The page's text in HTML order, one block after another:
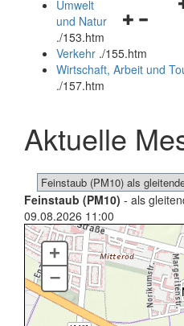
und
schließen
Umwelt
und Natur
./153.htm
Verkehr ./155.htm
Wirtschaft, Arbeit und
./157.htm
Aktuelle
Feinstaub (PM10) - als
09.08.2026 11:00
+
–